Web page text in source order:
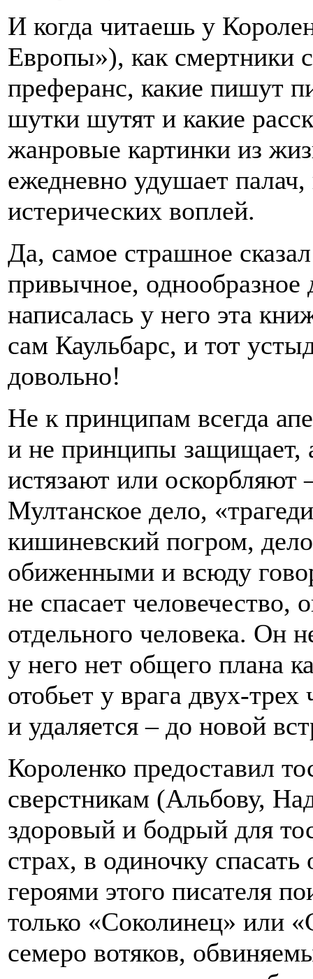
И когда читаешь у
Европы»), как смертники
преферанс, какие пишут
шутки шутят и какие
жанровые картинки из
ежедневно удушает
истерических воплей.
Да, самое страшное
привычное, однообразное
написалась у него эта
сам Каульбарс, и тот
довольно!
Не к принципам всегда
и не принципы защищает,
истязают или оскорбляют
Мултанское дело,
кишиневский погром,
обиженными и всюду
не спасает человечество,
отдельного человека. Он
у него нет общего плана
отобьет у врага двух-
и удаляется – до новой
Короленко предоставил
сверстникам (Альбову,
здоровый и бодрый для
страх, в одиночку
героями этого писателя
только «Соколинец» или
семеро вотяков,